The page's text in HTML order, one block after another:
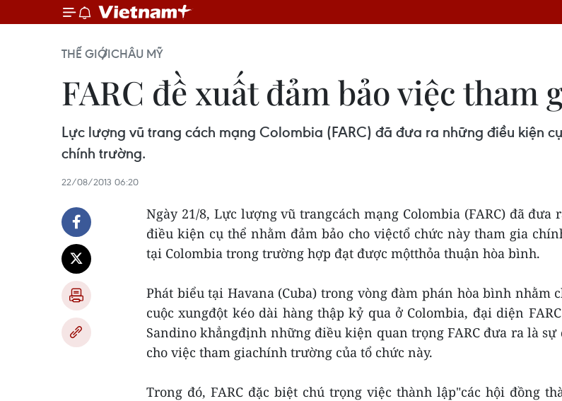
THẾ GIỚICHÂU MỸ
FARC đề xuất đảm bảo việc
Lực lượng vũ trang cách mạng Colombia (FARC) đã đưa ra những điều kiện
chính trường.
22/08/2013 06:20
Ngày 21/8, Lực lượng vũ trangcách mạng Colombia (FARC) đã đưa
điều kiện cụ thể nhằm đảm bảo cho việctổ chức này tham gia
tại Colombia trong trường hợp đạt được mộtthỏa thuận hòa bình.
Phát biểu tại Havana (Cuba) trong vòng đàm phán hòa bình nhằm
cuộc xungđột kéo dài hàng thập kỷ qua ở Colombia, đại diện
Sandino khẳngđịnh những điều kiện quan trọng FARC đưa ra là sự
cho việc tham giachính trường của tổ chức này.
Trong đó, FARC đặc biệt chú trọng việc thành lập"các hội đồng